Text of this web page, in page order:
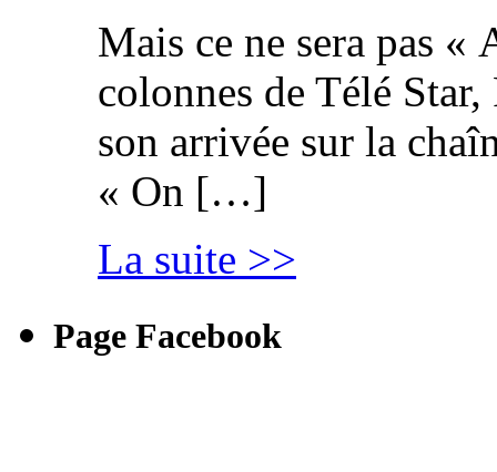
Mais ce ne sera pas «
colonnes de Télé
son arrivée sur la
« On […]
La suite >>
Page Facebook